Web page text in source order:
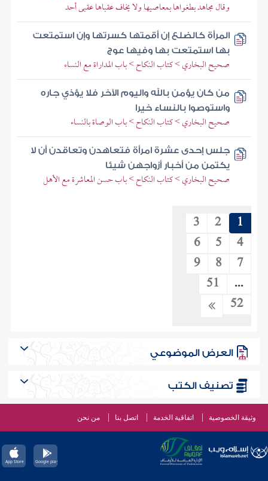
وقال مجاهد بطغواها بمعاصيها ولا يخاف عقباها عقبى أحد
المرأة كالضلع إن أقمتها كسرتها وإن استمتعت
بها استمتعت بها وفيها عوج
صحيح البخاري > كتاب النكاح > باب المداراة مع النساء
من كان يؤمن بالله واليوم الآخر فلا يؤذي جاره
واستوصوا بالنساء خيرا
صحيح البخاري > كتاب النكاح > باب الوصاة بالنساء
جلس إحدى عشرة امرأة فتعاهدن وتعاقدن أن لا
يكتمن من أخبار أزواجهن شيئا
صحيح البخاري > كتاب النكاح > باب حسن المعاشرة مع الأهل
1
2
3
4
5
6
7
8
9
...
51
52
العرض الموضوعي
تصنيف الكتب
وثيقة الخصوصية اتفاقية الخدمة اتصل بنا من نحن